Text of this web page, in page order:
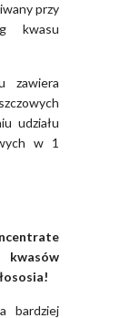
przy
kwasu
zawiera
udziału
w 1
kwasów
bardziej